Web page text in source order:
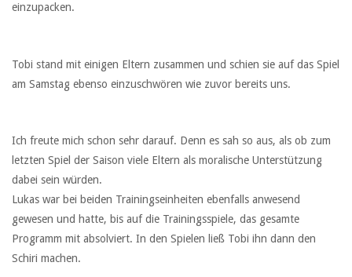
einzupacken.
Tobi stand mit einigen Eltern zusammen und schien sie auf das Spiel
am Samstag ebenso einzuschwören wie zuvor bereits uns.
Ich freute mich schon sehr darauf. Denn es sah so aus, als ob zum
letzten Spiel der Saison viele Eltern als moralische Unterstützung
dabei sein würden.
Lukas war bei beiden Trainingseinheiten ebenfalls anwesend
gewesen und hatte, bis auf die Trainingsspiele, das gesamte
Programm mit absolviert. In den Spielen ließ Tobi ihn dann den
Schiri machen.